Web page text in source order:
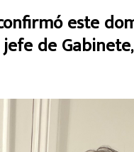
este
de